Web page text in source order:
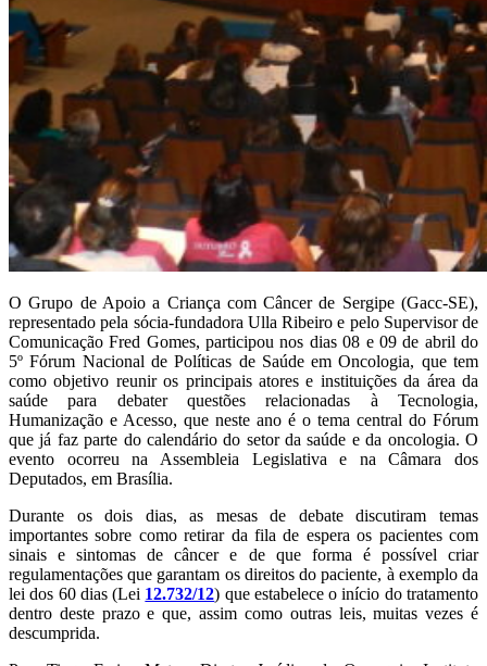
O Grupo de Apoio a Criança com Câncer de Sergipe (Gacc-SE),
representado pela sócia-fundadora Ulla Ribeiro e pelo Supervisor de
Comunicação Fred Gomes, participou nos dias 08 e 09 de abril do
5º Fórum Nacional de Políticas de Saúde em Oncologia, que tem
como objetivo reunir os principais atores e instituições da área da
saúde para debater questões relacionadas à Tecnologia,
Humanização e Acesso, que neste ano é o tema central do Fórum
que já faz parte do calendário do setor da saúde e da oncologia. O
evento ocorreu na Assembleia Legislativa e na Câmara dos
Deputados, em Brasília.
Durante os dois dias, as mesas de debate discutiram temas
importantes sobre como retirar da fila de espera os pacientes com
sinais e sintomas de câncer e de que forma é possível criar
regulamentações que garantam os direitos do paciente, à exemplo da
lei dos 60 dias (Lei 12.732/12) que estabelece o início do tratamento
dentro deste prazo e que, assim como outras leis, muitas vezes é
descumprida.